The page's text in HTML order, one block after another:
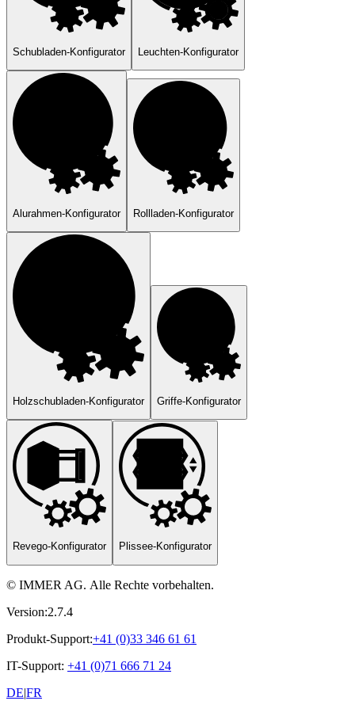
Schubladen-Konfigurator Leuchten-Konfigurator
Alurahmen-Konfigurator Rollladen-Konfigurator
Holzschubladen-Konfigurator Griffe-Konfigurator
Revego-Konfigurator Plissee-Konfigurator
© IMMER AG. Alle Rechte vorbehalten.
Version:2.7.4
Produkt-Support:+41 (0)33 346 61 61
IT-Support: +41 (0)71 666 71 24
DE|FR